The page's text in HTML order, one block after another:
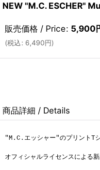
NEW "M.C. ESCHER"
販売価格 / Price: 5,900
(税込: 6,490円)
商品詳細 / Details
"M.C.エッシャー"のプリントTシ
オフィシャルライセンスによる